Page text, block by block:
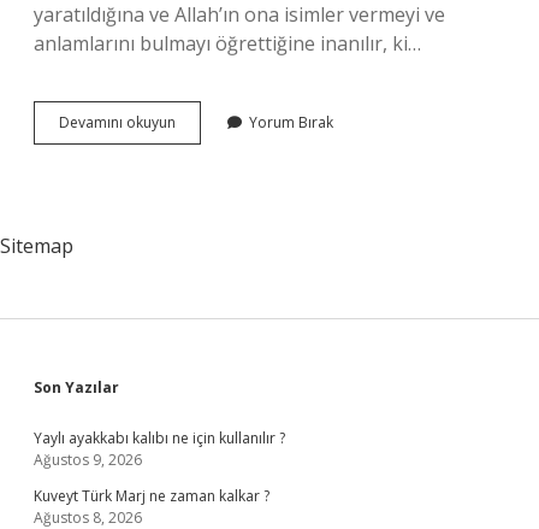
yaratıldığına ve Allah’ın ona isimler vermeyi ve
anlamlarını bulmayı öğrettiğine inanılır, ki…
Devamını okuyun
Teala
Yorum Bırak
Sitemap
Sidebar
Son Yazılar
Yaylı ayakkabı kalıbı ne için kullanılır ?
Ağustos 9, 2026
Kuveyt Türk Marj ne zaman kalkar ?
Ağustos 8, 2026